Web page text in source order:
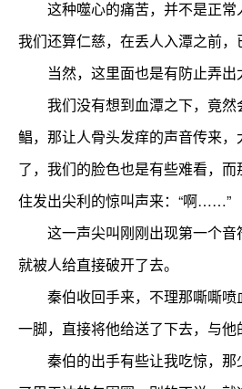
这种噬心的痛苦，并不是正常
我们还算仁慈，在丢人入潭之前，
当然，这里面也是有防止弄出
我们没有想到血潭之下，竟然
鲳，那让人骨头发痒的声音传来
了，我们的脸色也是有些难看，
住发出尖利的惊叫声来：“啊……”
这一声尖叫刚刚出现第一个音
就被人给直接破开了去。
秦伯收回手来，不理那嘶嘶喷
一脚，直接将他给送了下去，与他
秦伯的出手有些让我吃惊，那